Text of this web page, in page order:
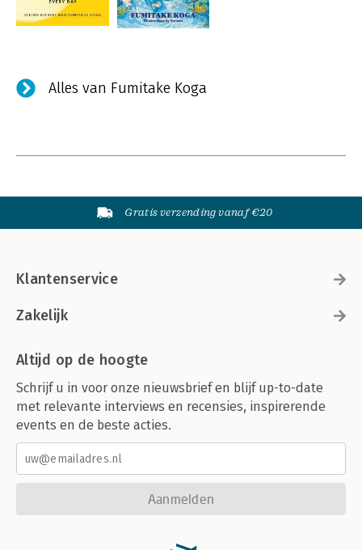
Alles van Fumitake Koga
Gratis verzending vanaf €20
Klantenservice
Zakelijk
Altijd op de hoogte
Schrijf u in voor onze nieuwsbrief en blijf up-to-date
met relevante interviews en recensies, inspirerende
events en de beste acties.
Aanmelden